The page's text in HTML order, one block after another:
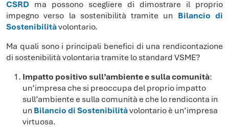
CSRD ma possono scegliere di dimostrare il proprio
impegno verso la sostenibilità tramite un Bilancio di
Sostenibilitàvolontario.
Ma quali sono i principali benefici di una rendicontazione
di sostenibilità volontaria tramite lo standard VSME?
Impatto positivo sull’ambiente e sulla comunità:
un’impresa che si preoccupa del proprio impatto
sull’ambiente e sulla comunità e che lo rendiconta in
un Bilancio di Sostenibilitàvolontario è un’impresa
virtuosa.